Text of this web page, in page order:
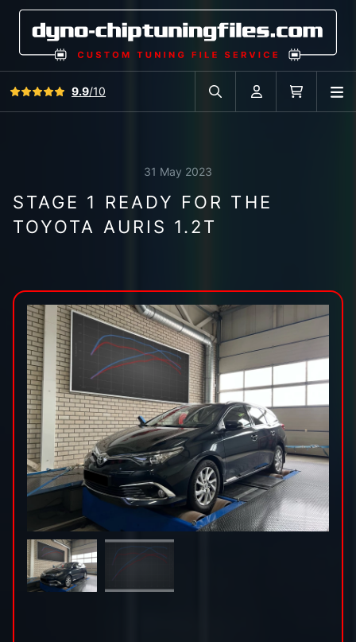
View all reviews9.9/10
Search in car database
Account Cart
31 May 2023
STAGE 1 READY FOR THE
TOYOTA AURIS 1.2T